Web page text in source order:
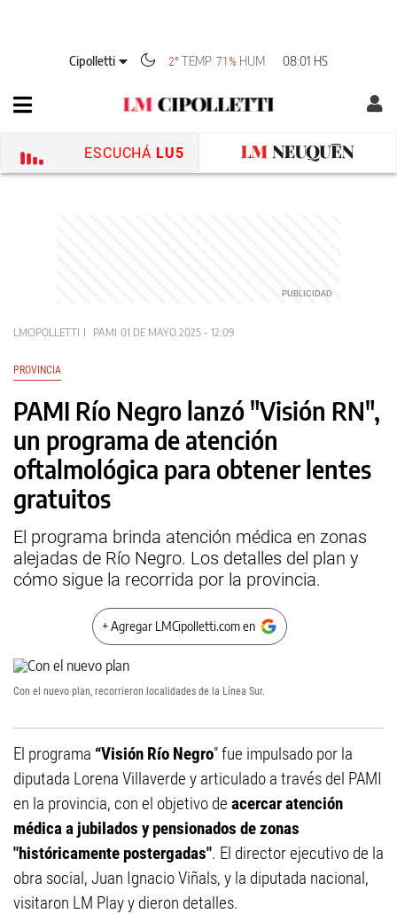
Cipolletti 2° TEMP 71% HUM 08:01 HS
ESCUCHÁ LU5
LMCIPOLLETTI PAMI 01 DE MAYO 2025 - 12:09
PROVINCIA
PAMI Río Negro lanzó "Visión RN",
un programa de atención
oftalmológica para obtener lentes
gratuitos
El programa brinda atención médica en zonas
alejadas de Río Negro. Los detalles del plan y
cómo sigue la recorrida por la provincia.
+ Agregar LMCipolletti.com en
Con el nuevo plan, recorrieron localidades de la Línea Sur.
El programa “Visión Río Negro” fue impulsado por la
diputada Lorena Villaverde y articulado a través del PAMI
en la provincia, con el objetivo de acercar atención
médica a jubilados y pensionados de zonas
"históricamente postergadas". El director ejecutivo de la
obra social, Juan Ignacio Viñals, y la diputada nacional,
visitaron LM Play y dieron detalles.